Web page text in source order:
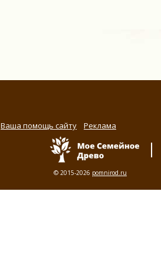
Ваша помощь сайту Реклама
© 2015-2026 pomnirod.ru